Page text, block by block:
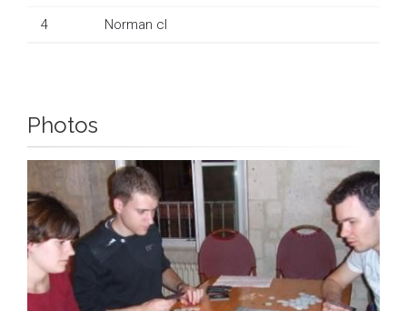
4 Norman cl
Photos